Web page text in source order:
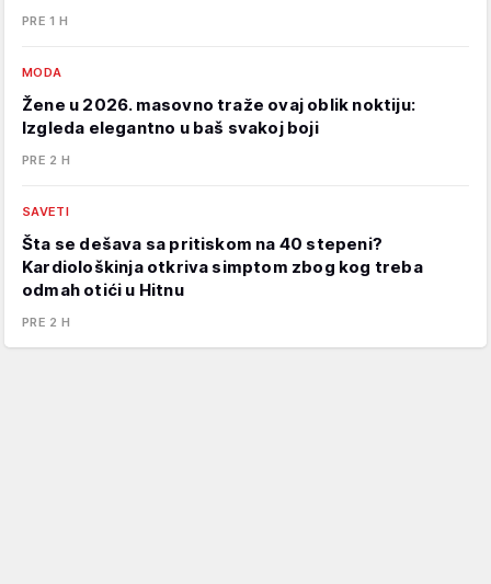
PRE 1 H
MODA
Žene u 2026. masovno traže ovaj oblik noktiju:
Izgleda elegantno u baš svakoj boji
PRE 2 H
SAVETI
Šta se dešava sa pritiskom na 40 stepeni?
Kardiološkinja otkriva simptom zbog kog treba
odmah otići u Hitnu
PRE 2 H